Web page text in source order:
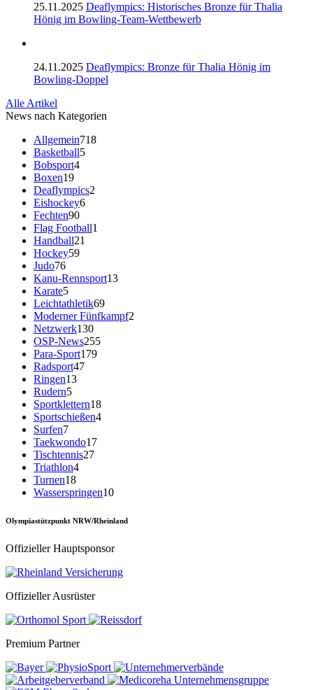
25.11.2025 Deaflympics: Historisches Bronze für Thalia
Hönig im Bowling-Team-Wettbewerb
24.11.2025 Deaflympics: Bronze für Thalia Hönig im
Bowling-Doppel
Alle Artikel
News nach Kategorien
Allgemein718
Basketball5
Bobsport4
Boxen19
Deaflympics2
Eishockey6
Fechten90
Flag Football1
Handball21
Hockey59
Judo76
Kanu-Rennsport13
Karate5
Leichtathletik69
Moderner Fünfkampf2
Netzwerk130
OSP-News255
Para-Sport179
Radsport47
Ringen13
Rudern5
Sportklettern18
Sportschießen4
Surfen7
Taekwondo17
Tischtennis27
Triathlon4
Turnen18
Wasserspringen10
Olympiastützpunkt NRW/Rheinland
Offizieller Hauptsponsor
Offizieller Ausrüster
Premium Partner